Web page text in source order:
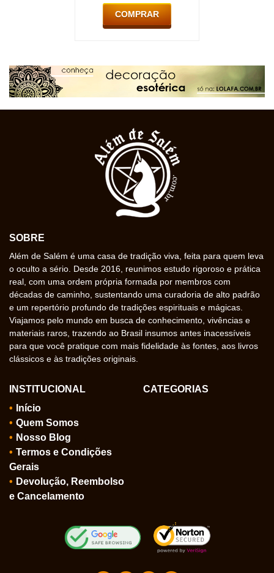
COMPRAR
SOBRE
Além de Salém é uma casa de tradição viva, feita para quem leva
o oculto a sério. Desde 2016, reunimos estudo rigoroso e prática
real, com uma ordem própria formada por membros com
décadas de caminho, sustentando uma curadoria de alto padrão
e um repertório profundo de tradições espirituais e mágicas.
Viajamos pelo mundo em busca de conhecimento, vivências e
materiais raros, trazendo ao Brasil insumos antes inacessíveis
para que você pratique com mais fidelidade às fontes, aos livros
clássicos e às tradições originais.
INSTITUCIONAL
Início
Quem Somos
Nosso Blog
Termos e Condições
Gerais
Devolução, Reembolso
e Cancelamento
CATEGORIAS